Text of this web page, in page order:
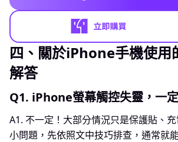
四、關於iPhone手機使用
解答
Q1. iPhone螢幕觸控失靈，一
A1. 不一定！大部分情況只是保護貼、
小問題，先依照文中技巧排查，通常就